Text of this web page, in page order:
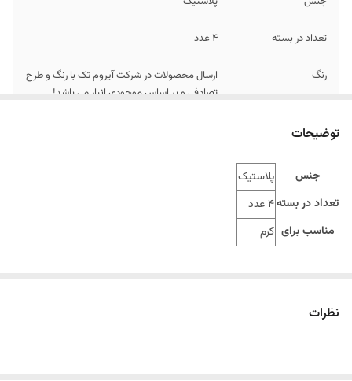
تعداد در بسته 4 عدد
رنگ
ارسال محصولات در شرکت آیروم تک با رنگ و طرح
تصادفی و بر اساس موجودی انبار می باشد!
توضیحات
جنس
پلاستیک
تعداد در بسته4 عدد
مناسب برای کرم
نظرات